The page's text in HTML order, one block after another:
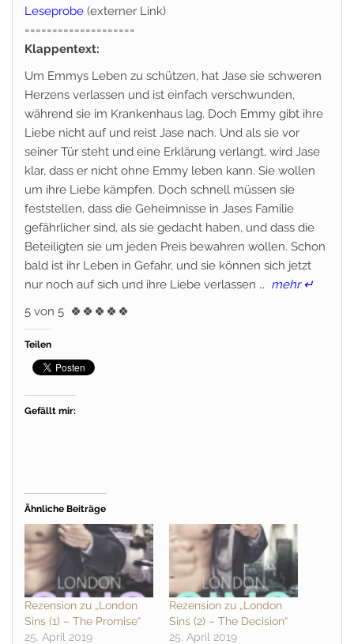
Leseprobe (externer Link)
====================
Klappentext:
Um Emmys Leben zu schützen, hat Jase sie schweren
Herzens verlassen und ist einfach verschwunden,
während sie im Krankenhaus lag. Doch Emmy gibt ihre
Liebe nicht auf und reist Jase nach. Und als sie vor
seiner Tür steht und eine Erklärung verlangt, wird Jase
klar, dass er nicht ohne Emmy leben kann. Sie wollen
um ihre Liebe kämpfen. Doch schnell müssen sie
feststellen, dass die Geheimnisse in Jases Familie
gefährlicher sind, als sie gedacht haben, und dass die
Beteiligten sie um jeden Preis bewahren wollen. Schon
bald ist ihr Leben in Gefahr, und sie können sich jetzt
nur noch auf sich und ihre Liebe verlassen … mehr ↵
5 von 5 🍀 🍀 🍀 🍀 🍀
Teilen
Gefällt mir:
Ähnliche Beiträge
Rezension zu „London
Sins (1) – The Promise“
25. April 2019
Rezension zu „London
Sins (2) – The Decision“
25. April 2019